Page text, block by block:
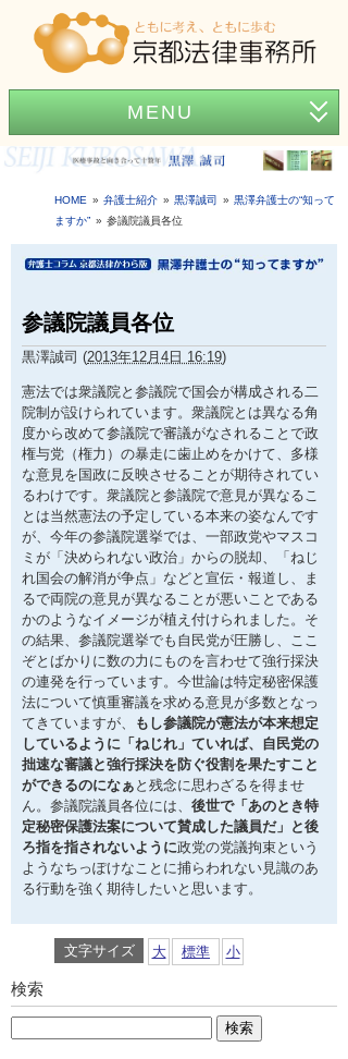
MENU
ホーム
事務所紹介
弁護士紹介
弁護士費用
困ったときの法律知識
HOME 弁護士紹介 黒澤誠司
黒澤弁護士の“知って
ますか”
参議院議員各位
参議院議員各位
黒澤誠司 (2013年12月4日 16:19)
憲法では衆議院と参議院で国会が構成される二
院制が設けられています。衆議院とは異なる角
度から改めて参議院で審議がなされることで政
権与党（権力）の暴走に歯止めをかけて、多様
な意見を国政に反映させることが期待されてい
るわけです。衆議院と参議院で意見が異なるこ
とは当然憲法の予定している本来の姿なんです
が、今年の参議院選挙では、一部政党やマスコ
ミが「決められない政治」からの脱却、「ねじ
れ国会の解消が争点」などと宣伝・報道し、ま
るで両院の意見が異なることが悪いことである
かのようなイメージが植え付けられました。そ
の結果、参議院選挙でも自民党が圧勝し、ここ
ぞとばかりに数の力にものを言わせて強行採決
の連発を行っています。今世論は特定秘密保護
法について慎重審議を求める意見が多数となっ
てきていますが、
もし参議院が憲法が本来想定
しているように「ねじれ」ていれば、自民党の
拙速な審議と強行採決を防ぐ役割を果たすこと
ができるのになぁ と残念に思わざるを得ませ
ん。参議院議員各位には、 後世で「あのとき特
定秘密保護法案について賛成した議員だ」と後
ろ指を指されないように政党の党議拘束という
ようなちっぽけなことに捕らわれない見識のあ
る行動を強く期待したいと思います。
文字サイズ 大 標準 小
検索